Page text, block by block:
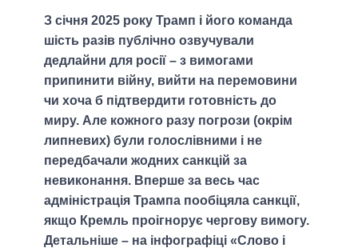
З січня 2025 року Трамп і його команда
шість разів публічно озвучували
дедлайни для росії – з вимогами
припинити війну, вийти на перемовини
чи хоча б підтвердити готовність до
миру. Але кожного разу погрози (окрім
липневих) були голослівними і не
передбачали жодних санкцій за
невиконання. Вперше за весь час
адміністрація Трампа пообіцяла санкції,
якщо Кремль проігнорує чергову вимогу.
Детальніше – на інфографіці «Слово і